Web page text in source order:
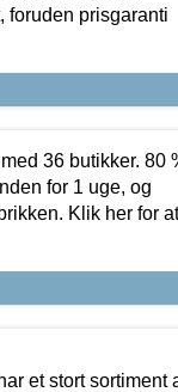
foruden prisgaranti
36 butikker. 80
for 1 uge, og
Klik her for at
et stort sortiment